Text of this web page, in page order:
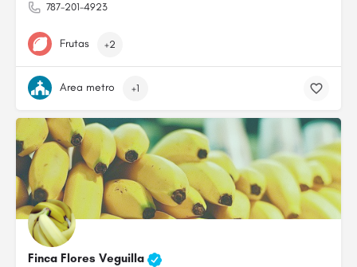
787-201-4923
Frutas +2
Area metro +1
Finca Flores Veguilla